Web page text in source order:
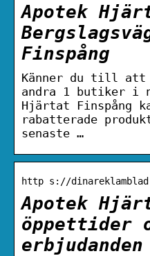
Apotek
Finspång
Känner du till att
andra 1 butiker i
Hjärtat Finspång
rabatterade
senaste …
http s://
Apotek
öppettider
erbjudanden